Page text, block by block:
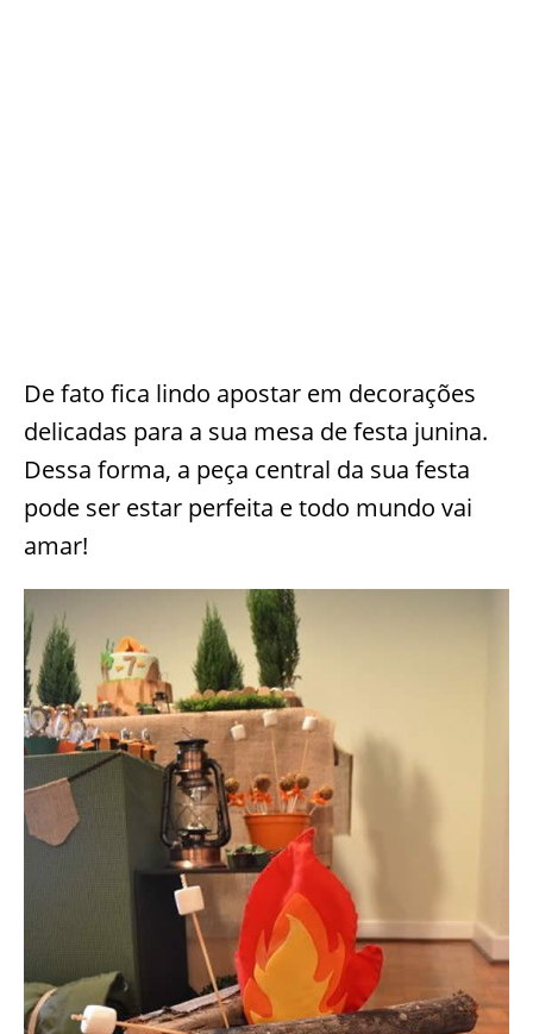
De fato fica lindo apostar em decorações
delicadas para a sua mesa de festa junina.
Dessa forma, a peça central da sua festa
pode ser estar perfeita e todo mundo vai
amar!